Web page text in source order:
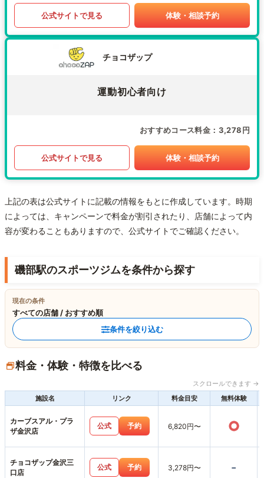
公式サイトで見る 体験・相談予約
チョコザップ
運動初心者向け
おすすめコース料金 3,278円
公式サイトで見る 体験・相談予約
上記の表は公式サイトに記載の情報をもとに作成しています。時期
によっては、キャンペーンで料金が割引されたり、店舗によって内
容が変わることもありますので、公式サイトでご確認ください。
磯部駅のスポーツジムを条件から探す
現在の条件
すべての店舗 / おすすめ順
条件を絞り込む
料金・体験・特徴を比べる
スクロールできます →
施設名
リンク 料金目安 無料体験
カーブスアル・プラ
ザ金沢店
公式 予約 6,820円〜 ○
チョコザップ金沢三
口店
公式 予約 3,278円〜 -